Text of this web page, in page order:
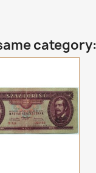
category: